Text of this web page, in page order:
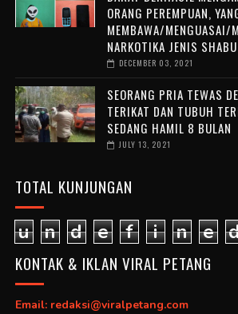
ORANG PEREMPUAN,
MEMBAWA/MENGUASAI/
NARKOTIKA JENIS SHABU
DECEMBER 03, 2021
SEORANG PRIA TEWAS
TERIKAT DAN TUBUH
SEDANG HAMIL 8 BULAN
JULY 13, 2021
TOTAL KUNJUNGAN
u n d e f i n e
KONTAK & IKLAN VIRAL PETANG
Email: redaksi@viralpetang.com